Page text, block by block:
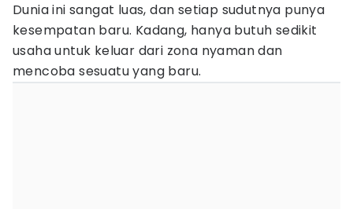
Dunia ini sangat luas, dan setiap sudutnya punya
kesempatan baru. Kadang, hanya butuh sedikit
usaha untuk keluar dari zona nyaman dan
mencoba sesuatu yang baru.